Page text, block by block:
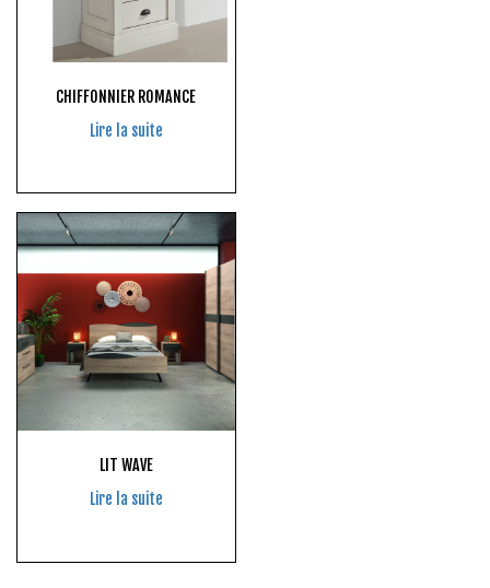
CHIFFONNIER ROMANCE
Lire la suite
LIT WAVE
Lire la suite